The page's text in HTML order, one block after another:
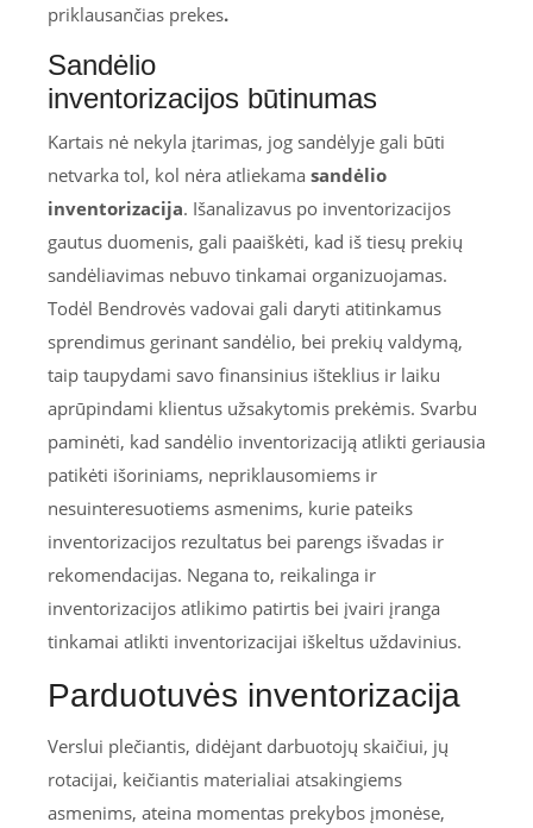
priklausančias prekes.
Sandėlio
inventorizacijos būtinumas
Kartais nė nekyla įtarimas, jog sandėlyje gali būti
netvarka tol, kol nėra atliekama sandėlio
inventorizacija. Išanalizavus po inventorizacijos
gautus duomenis, gali paaiškėti, kad iš tiesų prekių
sandėliavimas nebuvo tinkamai organizuojamas.
Todėl Bendrovės vadovai gali daryti atitinkamus
sprendimus gerinant sandėlio, bei prekių valdymą,
taip taupydami savo finansinius išteklius ir laiku
aprūpindami klientus užsakytomis prekėmis. Svarbu
paminėti, kad sandėlio inventorizaciją atlikti geriausia
patikėti išoriniams, nepriklausomiems ir
nesuinteresuotiems asmenims, kurie pateiks
inventorizacijos rezultatus bei parengs išvadas ir
rekomendacijas. Negana to, reikalinga ir
inventorizacijos atlikimo patirtis bei įvairi įranga
tinkamai atlikti inventorizacijai iškeltus uždavinius.
Parduotuvės inventorizacija
Verslui plečiantis, didėjant darbuotojų skaičiui, jų
rotacijai, keičiantis materialiai atsakingiems
asmenims, ateina momentas prekybos įmonėse,